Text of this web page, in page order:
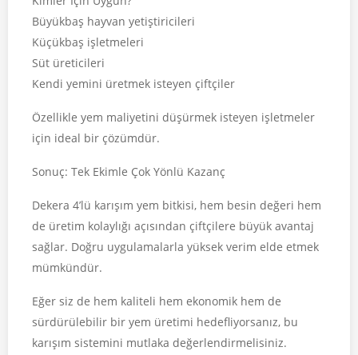
Büyükbaş hayvan yetiştiricileri
Küçükbaş işletmeleri
Süt üreticileri
Kendi yemini üretmek isteyen çiftçiler
Özellikle yem maliyetini düşürmek isteyen işletmeler
için ideal bir çözümdür.
Sonuç: Tek Ekimle Çok Yönlü Kazanç
Dekera 4’lü karışım yem bitkisi, hem besin değeri hem
de üretim kolaylığı açısından çiftçilere büyük avantaj
sağlar. Doğru uygulamalarla yüksek verim elde etmek
mümkündür.
Eğer siz de hem kaliteli hem ekonomik hem de
sürdürülebilir bir yem üretimi hedefliyorsanız, bu
karışım sistemini mutlaka değerlendirmelisiniz.